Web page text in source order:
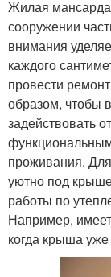
Жилая
сооружении
внимания
каждого
провести
образом, чтобы
задействовать
проживания.
уютно под
работы по
Например,
когда крыша